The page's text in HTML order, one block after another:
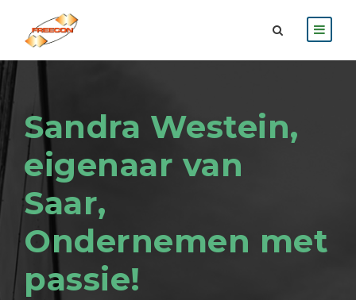
Sandra Westein,
eigenaar van
Saar,
Ondernemen met
passie!